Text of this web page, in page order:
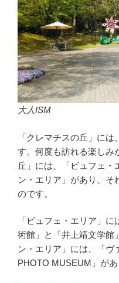
大人ISM
「クレマチスの丘」に
す。何度も訪れる楽しみ
丘」には、「ビュフェ・
ン・エリア」があり、そ
のです。
「ビュフェ・エリア」
術館」と「井上靖文学館
ン・エリア」には、「ヴ
PHOTO MUSEUM」が